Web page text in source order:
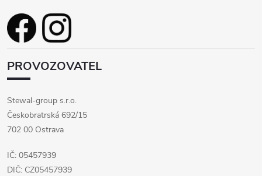
PROVOZOVATEL
Stewal-group s.r.o.
Českobratrská 692/15
702 00 Ostrava
IČ: 05457939
DIČ: CZ05457939